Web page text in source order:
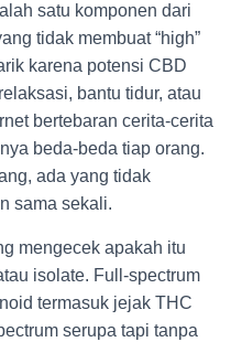
satu komponen dari
tidak membuat “high”
karena potensi CBD
bantu tidur, atau
bertebaran cerita-cerita
beda-beda tiap orang.
ada yang tidak
sama sekali.
mengecek apakah itu
isolate. Full-spectrum
termasuk jejak THC
serupa tapi tanpa